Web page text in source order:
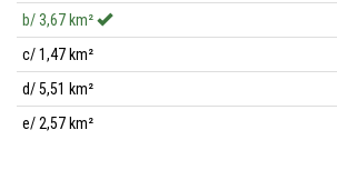
b/ 3,67 km²
c/ 1,47 km²
d/ 5,51 km²
e/ 2,57 km²